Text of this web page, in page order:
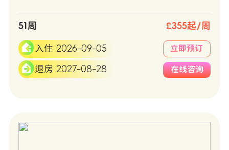
51周 £355起/周
入住 2026-09-05
退房 2027-08-28
立即预订
在线咨询